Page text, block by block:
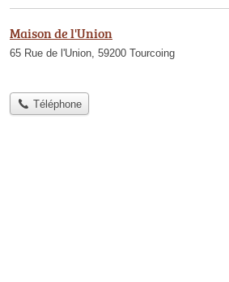
Maison de l'Union
65 Rue de l'Union, 59200 Tourcoing
Téléphone